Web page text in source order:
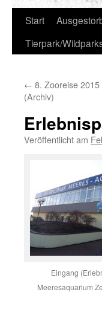
Start
Tierpark/
← 8. Zooreise
(Archiv)
Veröffentlicht am
Eingang
Meeresaquarium